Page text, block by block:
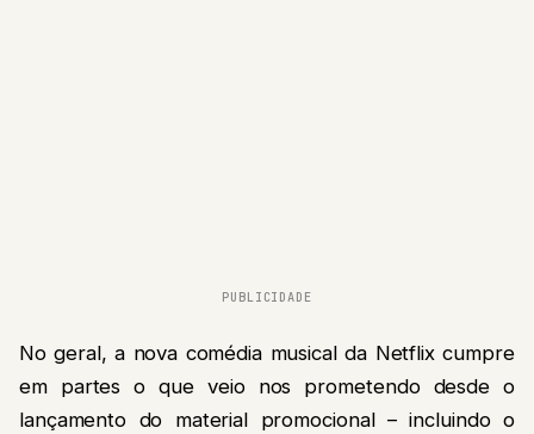
PUBLICIDADE
No geral, a nova comédia musical da Netflix cumpre
em partes o que veio nos prometendo desde o
lançamento do material promocional – incluindo o